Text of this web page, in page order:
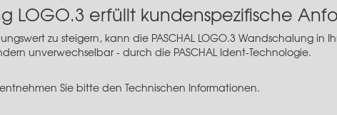
LOGO.3 erfüllt kundenspezifische
zu steigern, kann die PASCHAL LOGO.3 Wandschalung in
unverwechselbar - durch die PASCHAL Ident-Technologie.
Sie bitte den Technischen Informationen.